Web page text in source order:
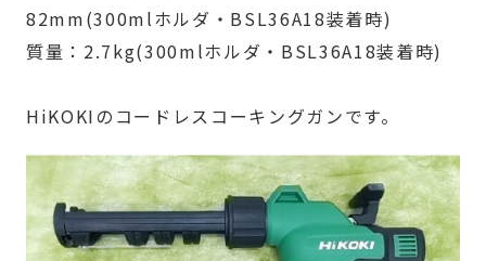
82mm(300mlホルダ・BSL36A18装着時)
質量：2.7kg(300mlホルダ・BSL36A18装着時)
HiKOKIのコードレスコーキングガンです。